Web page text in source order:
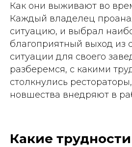
Как они выживают во
Каждый владелец
ситуацию, и выбрал
благоприятный выход из
ситуации для своего
разберемся, с какими
столкнулись
новшества внедряют в
Какие